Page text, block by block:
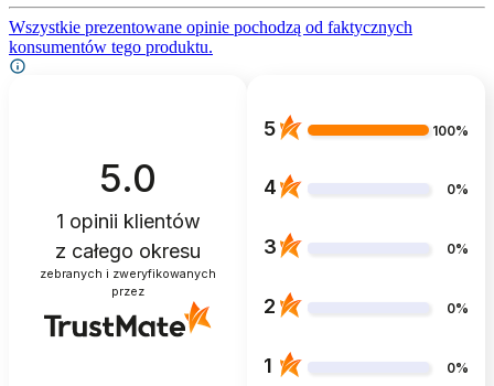
Wszystkie prezentowane opinie pochodzą od faktycznych
konsumentów tego produktu.
5.0
1 opinii klientów
z całego okresu
zebranych i zweryfikowanych
przez
5 100%
4 0%
3 0%
2 0%
1 0%